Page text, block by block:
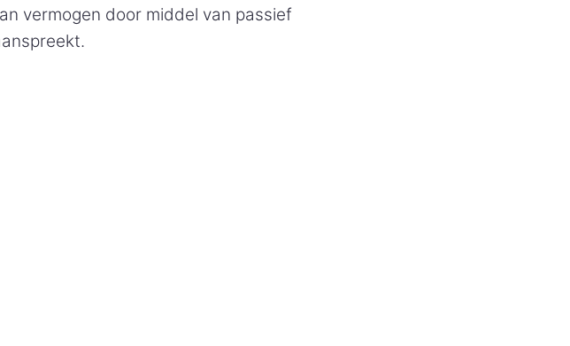
vermogen door middel van passief